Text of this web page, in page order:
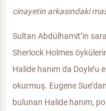
cinayetin arkasındaki
Sultan Abdülhamit’in
Sherlock Holmes
Halide hanım da Doyle’u
okurmuş. Eugene Sue’dan
bulunan Halide hanım,